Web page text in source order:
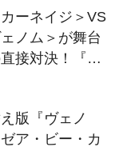
ーネイジ＞VS
ノム＞が舞台
接対決！『ヴ
版『ヴェノ
ア・ビー・カ